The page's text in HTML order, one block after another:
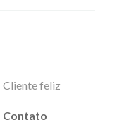
Cliente feliz
Contato